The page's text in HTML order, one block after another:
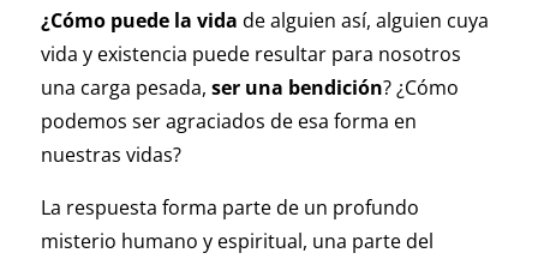
¿Cómo puede la vida de alguien así, alguien cuya
vida y existencia puede resultar para nosotros
una carga pesada, ser una bendición? ¿Cómo
podemos ser agraciados de esa forma en
nuestras vidas?
La respuesta forma parte de un profundo
misterio humano y espiritual, una parte del